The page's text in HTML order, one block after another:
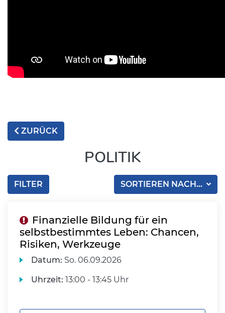
ZURÜCK
POLITIK
SORTIEREN NACH...
FILTER
Finanzielle Bildung für ein
selbstbestimmtes Leben: Chancen,
Risiken, Werkzeuge
Datum: So. 06.09.2026
Uhrzeit: 13:00 - 13:45 Uhr